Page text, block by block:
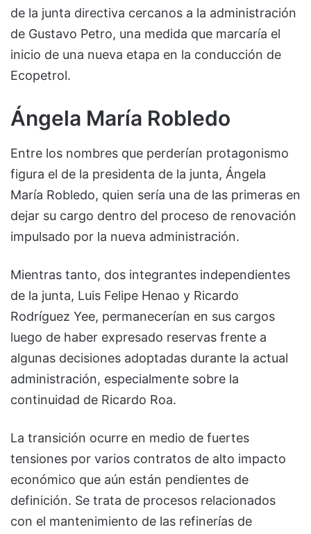
de la junta directiva cercanos a la administración
de Gustavo Petro, una medida que marcaría el
inicio de una nueva etapa en la conducción de
Ecopetrol.
Ángela María Robledo
Entre los nombres que perderían protagonismo
figura el de la presidenta de la junta, Ángela
María Robledo, quien sería una de las primeras en
dejar su cargo dentro del proceso de renovación
impulsado por la nueva administración.
Mientras tanto, dos integrantes independientes
de la junta, Luis Felipe Henao y Ricardo
Rodríguez Yee, permanecerían en sus cargos
luego de haber expresado reservas frente a
algunas decisiones adoptadas durante la actual
administración, especialmente sobre la
continuidad de Ricardo Roa.
La transición ocurre en medio de fuertes
tensiones por varios contratos de alto impacto
económico que aún están pendientes de
definición. Se trata de procesos relacionados
con el mantenimiento de las refinerías de